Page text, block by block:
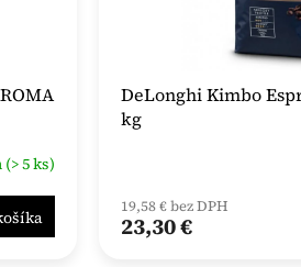
5 ks)
DeLonghi Kimbo
kg
19,58 € bez DPH
23,30 €